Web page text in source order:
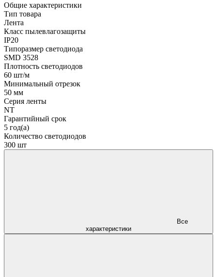
Общие характеристики
Тип товара
Лента
Класс пылевлагозащиты
IP20
Типоразмер светодиода
SMD 3528
Плотность светодиодов
60 шт/м
Минимальный отрезок
50 мм
Серия ленты
NT
Гарантийный срок
5 год(а)
Количество светодиодов
300 шт
характеристики